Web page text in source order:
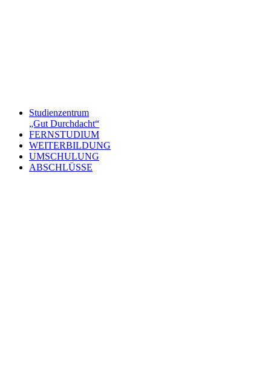
Studienzentrum
„Gut Durchdacht“
FERNSTUDIUM
WEITERBILDUNG
UMSCHULUNG
ABSCHLÜSSE